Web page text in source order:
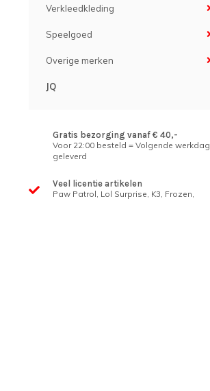
Verkleedkleding
Speelgoed
Overige merken
JQ
Gratis bezorging vanaf € 40,-
Voor 22:00 besteld = Volgende werkdag
geleverd
Veel licentie artikelen
Paw Patrol, Lol Surprise, K3, Frozen,